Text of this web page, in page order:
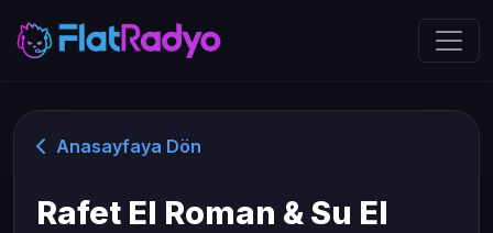
Anasayfaya Dön
Rafet El Roman & Su El